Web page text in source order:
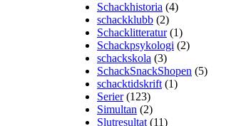
Schackhistoria (4)
schackklubb (2)
Schacklitteratur(1)
Schackpsykologi (2)
schackskola (3)
SchackSnackShopen (5)
schacktidskrift (1)
Serier(123)
Simultan (2)
Slutresultat (11)